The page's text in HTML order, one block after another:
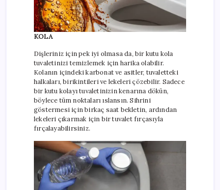
KOLA
Dişleriniz için pek iyi olmasa da, bir kutu kola
tuvaletinizi temizlemek için harika olabilir.
Kolanın içindeki karbonat ve asitler, tuvaletteki
halkaları, birikintileri ve lekeleri çözebilir. Sadece
bir kutu kolayı tuvaletinizin kenarına dökün,
böylece tüm noktaları ıslansın. Sihrini
göstermesi için birkaç saat bekletin, ardından
lekeleri çıkarmak için bir tuvalet fırçasıyla
fırçalayabilirsiniz.